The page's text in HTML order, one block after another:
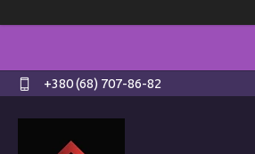
+380 (68) 707-86-82